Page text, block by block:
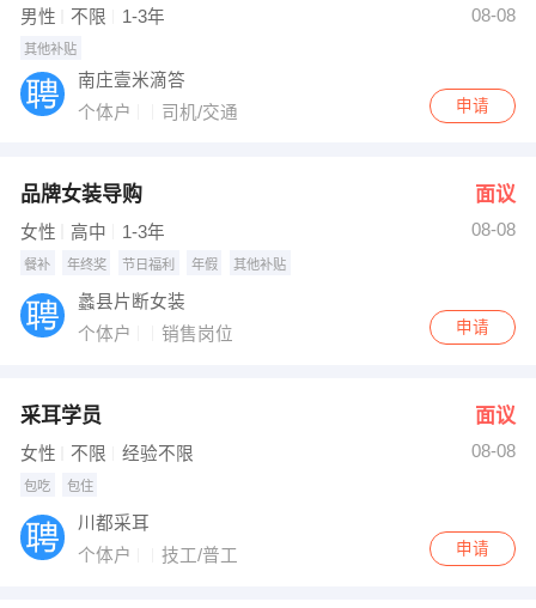
男性 不限 1-3年 08-08
其他补贴
南庄壹米滴答
个体户
司机/交通 申请
品牌女装导购 面议
女性 高中 1-3年 08-08
餐补 年终奖 节日福利 年假 其他补贴
蠡县片断女装
个体户
销售岗位 申请
采耳学员 面议
女性 不限 经验不限 08-08
包吃 包住
川都采耳
个体户
技工/普工 申请